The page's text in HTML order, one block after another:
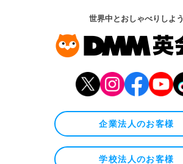
世界中とおしゃべりしよう
企業法人のお客様
学校法人のお客様